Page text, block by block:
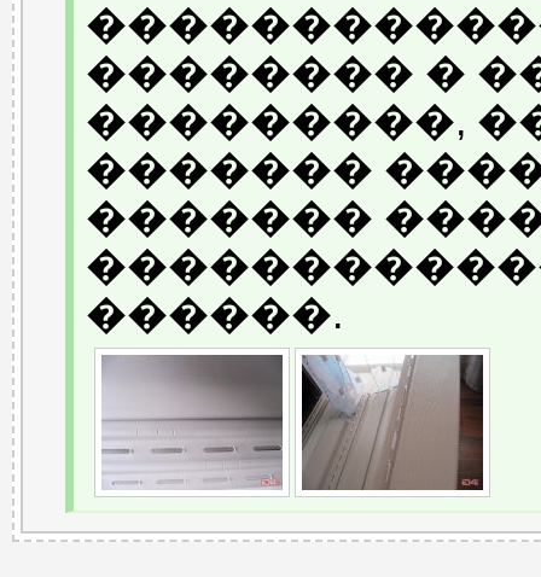
�������� �
���������,
�������
�������
������.